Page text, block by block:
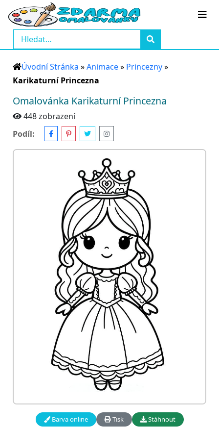
Úvodní Stránka »Animace» Princezny»
Karikaturní Princezna
Omalovánka Karikaturní Princezna
448 zobrazení
Podíl:
Barva online Tisk Stáhnout